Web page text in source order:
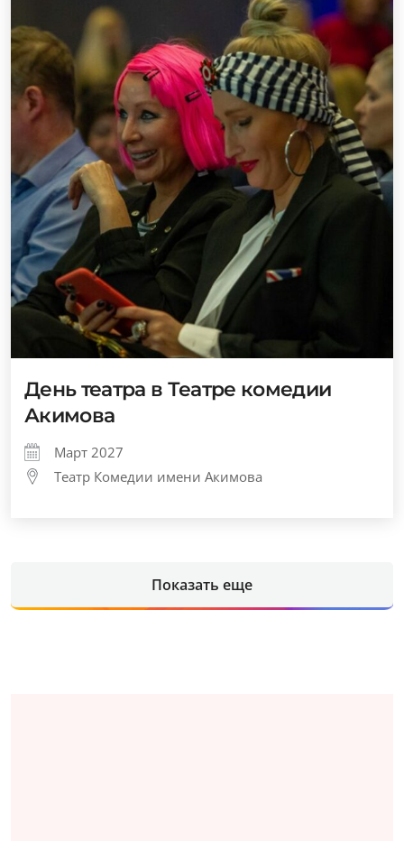
День театра в Театре комедии
Акимова
Март 2027
Театр Комедии имени Акимова
Показать еще